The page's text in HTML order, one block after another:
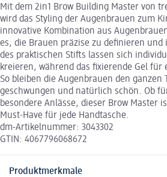
Mit dem 2in1 Brow Building Master von
wird das Styling der Augenbrauen zum
innovative Kombination aus
es, die Brauen präzise zu definieren
des praktischen Stifts lassen sich
kreieren, während das fixierende Gel für
So bleiben die Augenbrauen den ganzen
geschwungen und natürlich schön. Ob
besondere Anlässe, dieser Brow Master
Must-Have für jede Handtasche.
dm-Artikelnummer: 3043302
GTIN: 4067796068672
Produktmerkmale